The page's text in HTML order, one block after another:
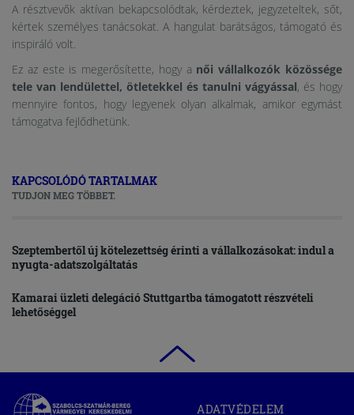
A résztvevők aktívan bekapcsolódtak, kérdeztek, jegyzeteltek, sőt,
kértek személyes tanácsokat. A hangulat barátságos, támogató és
inspiráló volt.
Ez az este is megerősítette, hogy a női vállalkozók közössége
tele van lendülettel, ötletekkel és tanulni vágyással, és hogy
mennyire fontos, hogy legyenek olyan alkalmak, amikor egymást
támogatva fejlődhetünk.
KAPCSOLÓDÓ TARTALMAK
TUDJON MEG TÖBBET.
Szeptembertől új kötelezettség érinti a vállalkozásokat: indul a
nyugta-adatszolgáltatás
Kamarai üzleti delegáció Stuttgartba támogatott részvételi
lehetőséggel
Szabolcs-
ADATVÉDELEM